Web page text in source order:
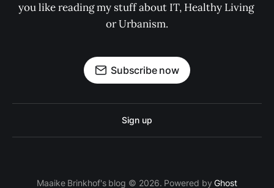
you like reading my stuff about IT, Healthy Living
or Urbanism.
Subscribe now
Sign up
Maaike Brinkhof's blog © 2026. Powered byGhost